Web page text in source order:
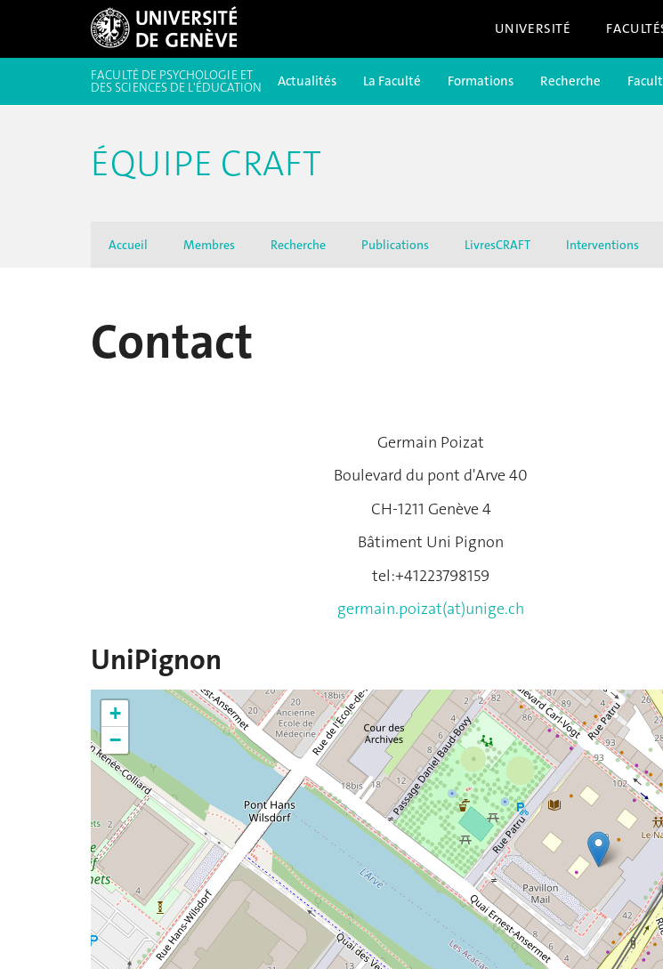
UNIVERSITÉ
FACULTÉ DE PSYCHOLOGIE ET
DES SCIENCES DE L'ÉDUCATION Actualités La Faculté Formations Recherche
ÉQUIPE CRAFT
Accueil Membres Recherche Publications LivresCRAFT Interventions
Contact
Germain Poizat
Boulevard du pont d'Arve 40
CH-1211 Genève 4
Bâtiment Uni Pignon
tel:+41223798159
germain.poizat(at)unige.ch
UniPignon
+
−